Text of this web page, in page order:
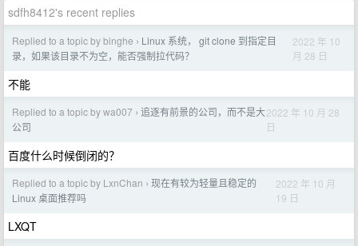
sdfh8412's recent replies
Replied to a topic by binghe › Linux 系统， git clone 到指定目
录，如果该目录不为空，能否强制拉代码？
2022 年 10
月 28 日
不能
Replied to a topic by wa007 › 追逐有前景的公司，而不是大
公司
2022 年 10 月 28
日
百度什么时候倒闭的？
Replied to a topic by LxnChan › 现在有较为轻量且稳定的
Linux 桌面推荐吗
2022 年 10 月
19 日
LXQT